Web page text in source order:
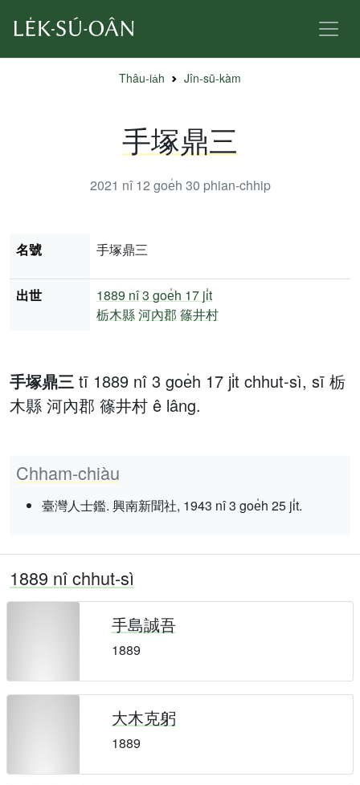
Thâu-ia̍h Jîn-sū-kàm
手塚鼎三
2021 nî 12 goe̍h 30 phian-chhip
手塚鼎三 tī 1889 nî 3 goe̍h 17 ji̍t chhut-sì, sī 栃
木縣 河內郡 篠井村 ê lâng.
Chham-chiàu
臺灣人士鑑. 興南新聞社, 1943 nî 3 goe̍h 25 ji̍t.
名號 手塚鼎三
出世 1889 nî3 goe̍h 17 ji̍t
栃木縣河內郡 篠井村
1889 nî chhut-sì
手島誠吾
1889
大木克躬
1889